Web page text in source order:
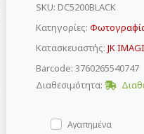
SKU: DC5200BLACK
Κατηγορίες:
Κατασκευαστής: JK
Barcode: 3760265540747
Διαθεσιμότητα:
Αγαπημένα